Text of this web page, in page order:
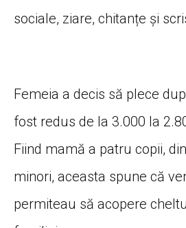
sociale, ziare, chitanțe și
Femeia a decis să plece
fost redus de la 3.000 la
Fiind mamă a patru copii,
minori, aceasta spune că
permiteau să acopere